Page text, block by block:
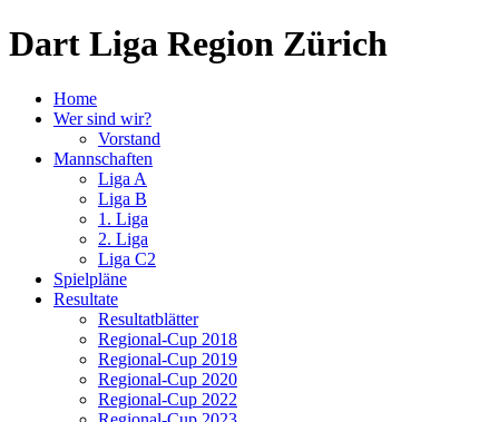
Dart Liga Region Zürich
Home
Wer sind wir?
Vorstand
Mannschaften
Liga A
Liga B
1. Liga
2. Liga
Liga C2
Spielpläne
Resultate
Resultatblätter
Regional-Cup 2018
Regional-Cup 2019
Regional-Cup 2020
Regional-Cup 2022